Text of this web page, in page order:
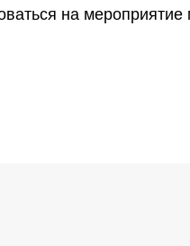
на мероприятие